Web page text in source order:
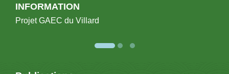
INFORMATION
Projet GAEC du Villard